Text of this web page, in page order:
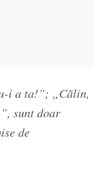
i a ta!”; „Călin,
sunt doar
de